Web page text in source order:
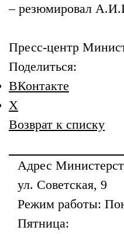
– резюмировал
Пресс-центр
Поделиться:
ВКонтакте
X
Возврат к списку
Адрес
ул. Советская, 9
Режим работы:
Пятница: